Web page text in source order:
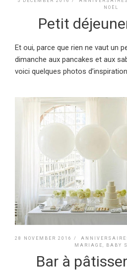
NOËL
Petit
Et oui, parce que rien ne vaut un
dimanche aux pancakes et aux
voici quelques photos
28 NOVEMBER 2016 /
MARIAGE, BABY
Bar à